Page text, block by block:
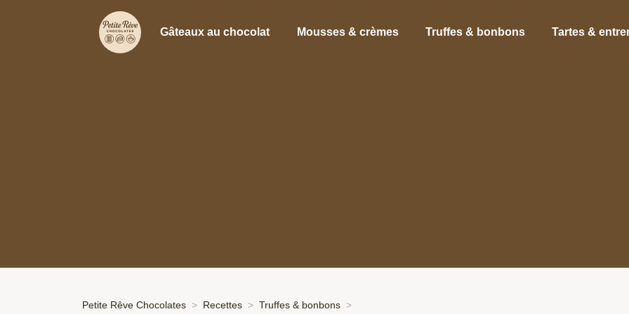
Gâteaux au chocolat Mousses & crèmes Truffes & bonbons Tartes &
Petite Rêve Chocolates Recettes Truffes & bonbons